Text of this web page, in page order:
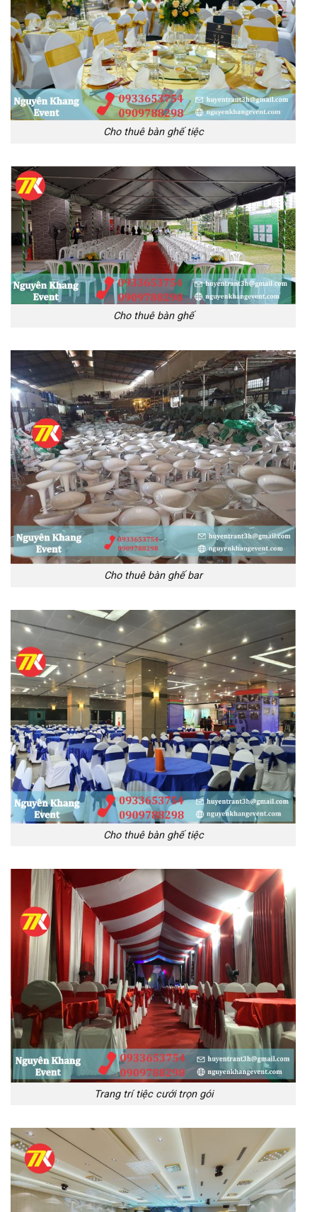
Cho thuê bàn ghế tiệc
Cho thuê bàn ghế
Cho thuê bàn ghế bar
Cho thuê bàn ghế tiệc
Trang trí tiệc cưới trọn gói